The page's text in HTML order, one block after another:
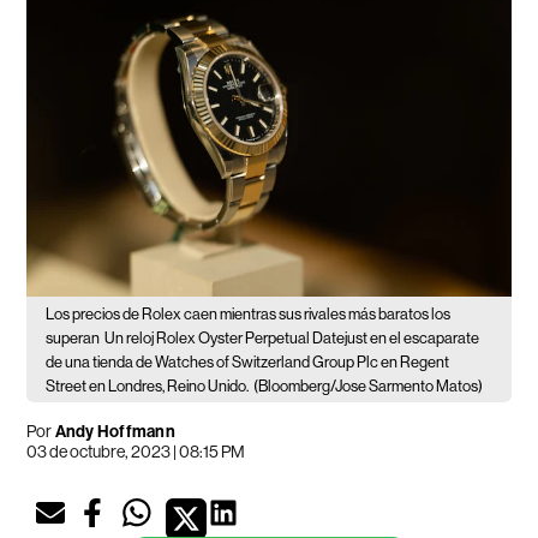
Los precios de Rolex caen mientras sus rivales más baratos los
superan Un reloj Rolex Oyster Perpetual Datejust en el escaparate
de una tienda de Watches of Switzerland Group Plc en Regent
Street en Londres, Reino Unido. (Bloomberg/Jose Sarmento Matos)
PorAndy Hoffmann
03 de octubre, 2023 | 08:15 PM